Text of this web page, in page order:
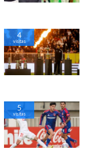
5
visitas
4
visitas